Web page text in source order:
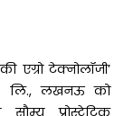
टेक्नोलॉजी’
लि., लखनऊ को
प्रोस्टेटिक